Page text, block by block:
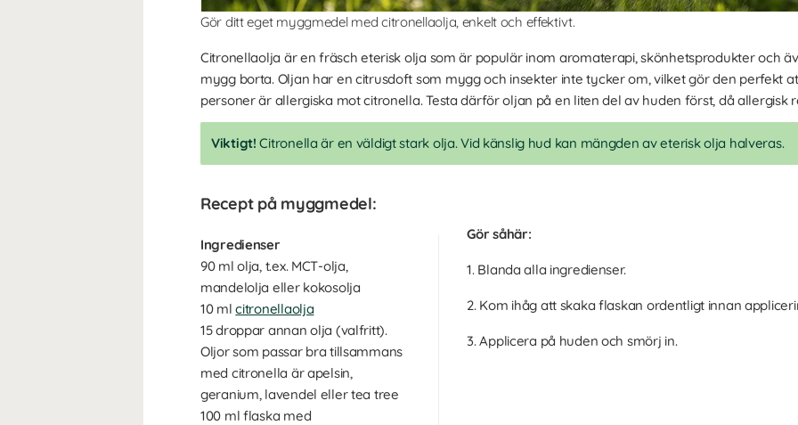
Gör ditt eget myggmedel med citronellaolja, enkelt och effektivt.
Citronellaolja är en fräsch eterisk olja som är populär inom aromaterapi, skönhetsprodukter och
mygg borta. Oljan har en citrusdoft som mygg och insekter inte tycker om, vilket gör den perfekt
personer är allergiska mot citronella. Testa därför oljan på en liten del av huden först, då allergisk
Viktigt! Citronella är en väldigt stark olja. Vid känslig hud kan mängden av eterisk olja halveras.
Recept på myggmedel:
Ingredienser
90 ml olja, t.ex. MCT-olja,
mandelolja eller kokosolja
10 mlcitronellaolja
15 droppar annan olja (valfritt).
Oljor som passar bra tillsammans
med citronella är apelsin,
geranium, lavendel eller tea tree
100 ml flaska med
Gör såhär:
1. Blanda alla ingredienser.
2. Kom ihåg att skaka flaskan ordentligt innan
3. Applicera på huden och smörj in.